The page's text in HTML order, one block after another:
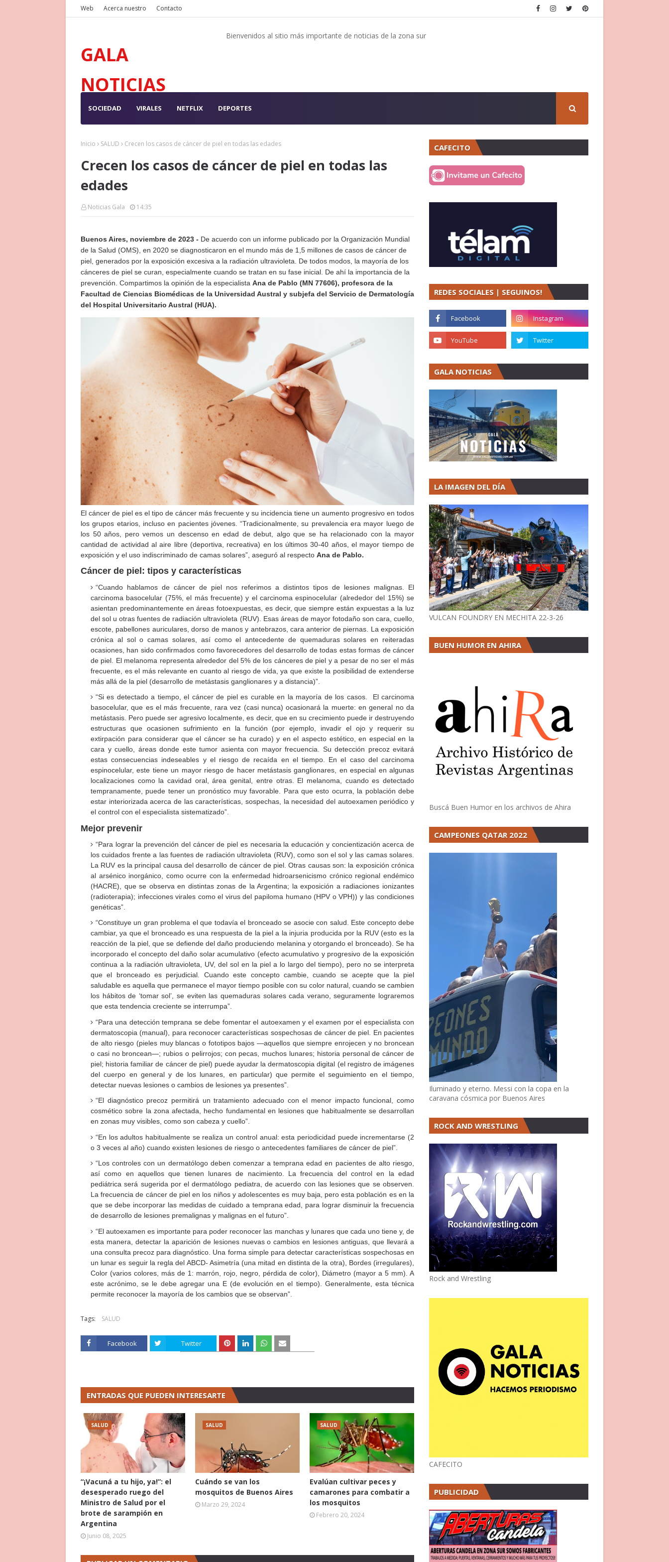
Web Acerca nuestro Contacto
GALA
NOTICIAS
Bienvenidos al sitio más importante de noticias de la zona sur
SOCIEDAD VIRALES NETFLIX DEPORTES
Inicio SALUD Crecen los casos de cáncer de piel en todas las edades
Crecen los casos de cáncer de piel en todas las
edades
Noticias Gala 14:35
Buenos Aires, noviembre de 2023 - De acuerdo con un informe publicado por la Organización Mundial
de la Salud (OMS), en 2020 se diagnosticaron en el mundo más de 1,5 millones de casos de cáncer de
piel, generados por la exposición excesiva a la radiación ultravioleta. De todos modos, la mayoría de los
cánceres de piel se curan, especialmente cuando se tratan en su fase inicial. De ahí la importancia de la
prevención. Compartimos la opinión de la especialista Ana de Pablo (MN 77606), profesora de la
Facultad de Ciencias Biomédicas de la Universidad Austral y subjefa del Servicio de Dermatología
del Hospital Universitario Austral (HUA).
El cáncer de piel es el tipo de cáncer más frecuente y su incidencia tiene un aumento progresivo en todos
los grupos etarios, incluso en pacientes jóvenes. “Tradicionalmente, su prevalencia era mayor luego de
los 50 años, pero vemos un descenso en edad de debut, algo que se ha relacionado con la mayor
cantidad de actividad al aire libre (deportiva, recreativa) en los últimos 30-40 años, el mayor tiempo de
exposición y el uso indiscriminado de camas solares”, aseguró al respecto Ana de Pablo.
Cáncer de piel: tipos y características
“Cuando hablamos de cáncer de piel nos referimos a distintos tipos de lesiones malignas. El
carcinoma basocelular (75%, el más frecuente) y el carcinoma espinocelular (alrededor del 15%) se
asientan predominantemente en áreas fotoexpuestas, es decir, que siempre están expuestas a la luz
del sol u otras fuentes de radiación ultravioleta (RUV). Esas áreas de mayor fotodaño son cara, cuello,
escote, pabellones auriculares, dorso de manos y antebrazos, cara anterior de piernas. La exposición
crónica al sol o camas solares, así como el antecedente de quemaduras solares en reiteradas
ocasiones, han sido confirmados como favorecedores del desarrollo de todas estas formas de cáncer
de piel. El melanoma representa alrededor del 5% de los cánceres de piel y a pesar de no ser el más
frecuente, es el más relevante en cuanto al riesgo de vida, ya que existe la posibilidad de extenderse
más allá de la piel (desarrollo de metástasis ganglionares y a distancia)”.
“Si es detectado a tiempo, el cáncer de piel es curable en la mayoría de los casos. El carcinoma
basocelular, que es el más frecuente, rara vez (casi nunca) ocasionará la muerte: en general no da
metástasis. Pero puede ser agresivo localmente, es decir, que en su crecimiento puede ir destruyendo
estructuras que ocasionen sufrimiento en la función (por ejemplo, invadir el ojo y requerir su
extirpación para considerar que el cáncer se ha curado) y en el aspecto estético, en especial en la
cara y cuello, áreas donde este tumor asienta con mayor frecuencia. Su detección precoz evitará
estas consecuencias indeseables y el riesgo de recaída en el tiempo. En el caso del carcinoma
espinocelular, este tiene un mayor riesgo de hacer metástasis ganglionares, en especial en algunas
localizaciones como la cavidad oral, área genital, entre otras. El melanoma, cuando es detectado
tempranamente, puede tener un pronóstico muy favorable. Para que esto ocurra, la población debe
estar interiorizada acerca de las características, sospechas, la necesidad del autoexamen periódico y
el control con el especialista sistematizado”.
Mejor prevenir
“Para lograr la prevención del cáncer de piel es necesaria la educación y concientización acerca de
los cuidados frente a las fuentes de radiación ultravioleta (RUV), como son el sol y las camas solares.
La RUV es la principal causa del desarrollo de cáncer de piel. Otras causas son: la exposición crónica
al arsénico inorgánico, como ocurre con la enfermedad hidroarsenicismo crónico regional endémico
(HACRE), que se observa en distintas zonas de la Argentina; la exposición a radiaciones ionizantes
(radioterapia); infecciones virales como el virus del papiloma humano (HPV o VPH)) y las condiciones
genéticas”.
“Constituye un gran problema el que todavía el bronceado se asocie con salud. Este concepto debe
cambiar, ya que el bronceado es una respuesta de la piel a la injuria producida por la RUV (esto es la
reacción de la piel, que se defiende del daño produciendo melanina y otorgando el bronceado). Se ha
incorporado el concepto del daño solar acumulativo (efecto acumulativo y progresivo de la exposición
continua a la radiación ultravioleta, UV, del sol en la piel a lo largo del tiempo), pero no se interpreta
que el bronceado es perjudicial. Cuando este concepto cambie, cuando se acepte que la piel
saludable es aquella que permanece el mayor tiempo posible con su color natural, cuando se cambien
los hábitos de ‘tomar sol’, se eviten las quemaduras solares cada verano, seguramente lograremos
que esta tendencia creciente se interrumpa”.
“Para una detección temprana se debe fomentar el autoexamen y el examen por el especialista con
dermatoscopia (manual), para reconocer características sospechosas de cáncer de piel. En pacientes
de alto riesgo (pieles muy blancas o fototipos bajos —aquellos que siempre enrojecen y no broncean
o casi no broncean—; rubios o pelirrojos; con pecas, muchos lunares; historia personal de cáncer de
piel; historia familiar de cáncer de piel) puede ayudar la dermatoscopia digital (el registro de imágenes
del cuerpo en general y de los lunares, en particular) que permite el seguimiento en el tiempo,
detectar nuevas lesiones o cambios de lesiones ya presentes”.
“El diagnóstico precoz permitirá un tratamiento adecuado con el menor impacto funcional, como
cosmético sobre la zona afectada, hecho fundamental en lesiones que habitualmente se desarrollan
en zonas muy visibles, como son cabeza y cuello”.
“En los adultos habitualmente se realiza un control anual: esta periodicidad puede incrementarse (2
o 3 veces al año) cuando existen lesiones de riesgo o antecedentes familiares de cáncer de piel”.
“Los controles con un dermatólogo deben comenzar a temprana edad en pacientes de alto riesgo,
así como en aquellos que tienen lunares de nacimiento. La frecuencia del control en la edad
pediátrica será sugerida por el dermatólogo pediatra, de acuerdo con las lesiones que se observen.
La frecuencia de cáncer de piel en los niños y adolescentes es muy baja, pero esta población es en la
que se debe incorporar las medidas de cuidado a temprana edad, para lograr disminuir la frecuencia
de desarrollo de lesiones premalignas y malignas en el futuro”.
“El autoexamen es importante para poder reconocer las manchas y lunares que cada uno tiene y, de
esta manera, detectar la aparición de lesiones nuevas o cambios en lesiones antiguas, que llevará a
una consulta precoz para diagnóstico. Una forma simple para detectar características sospechosas en
un lunar es seguir la regla del ABCD- Asimetría (una mitad en distinta de la otra), Bordes (irregulares),
Color (varios colores, más de 1: marrón, rojo, negro, pérdida de color), Diámetro (mayor a 5 mm). A
este acrónimo, se le debe agregar una E (de evolución en el tiempo). Generalmente, esta técnica
permite reconocer la mayoría de los cambios que se observan”.
Tags: SALUD
Facebook Twitter
ENTRADAS QUE PUEDEN INTERESARTE
SALUD
“¡Vacuná a tu hijo, ya!”: el
desesperado ruego del
Ministro de Salud por el
brote de sarampión en
Argentina
Junio 08, 2025
SALUD
Cuándo se van los
mosquitos de Buenos Aires
Marzo 29, 2024
SALUD
Evalúan cultivar peces y
camarones para combatir a
los mosquitos
Febrero 20, 2024
CAFECITO
REDES SOCIALES | SEGUINOS!
GALA NOTICIAS
LA IMAGEN DEL DÍA
VULCAN FOUNDRY EN MECHITA 22-3-26
BUEN HUMOR EN AHIRA
Buscá Buen Humor en los archivos de Ahira
CAMPEONES QATAR 2022
Iluminado y eterno. Messi con la copa en la
caravana cósmica por Buenos Aires
ROCK AND WRESTLING
Rock and Wrestling
CAFECITO
PUBLICIDAD